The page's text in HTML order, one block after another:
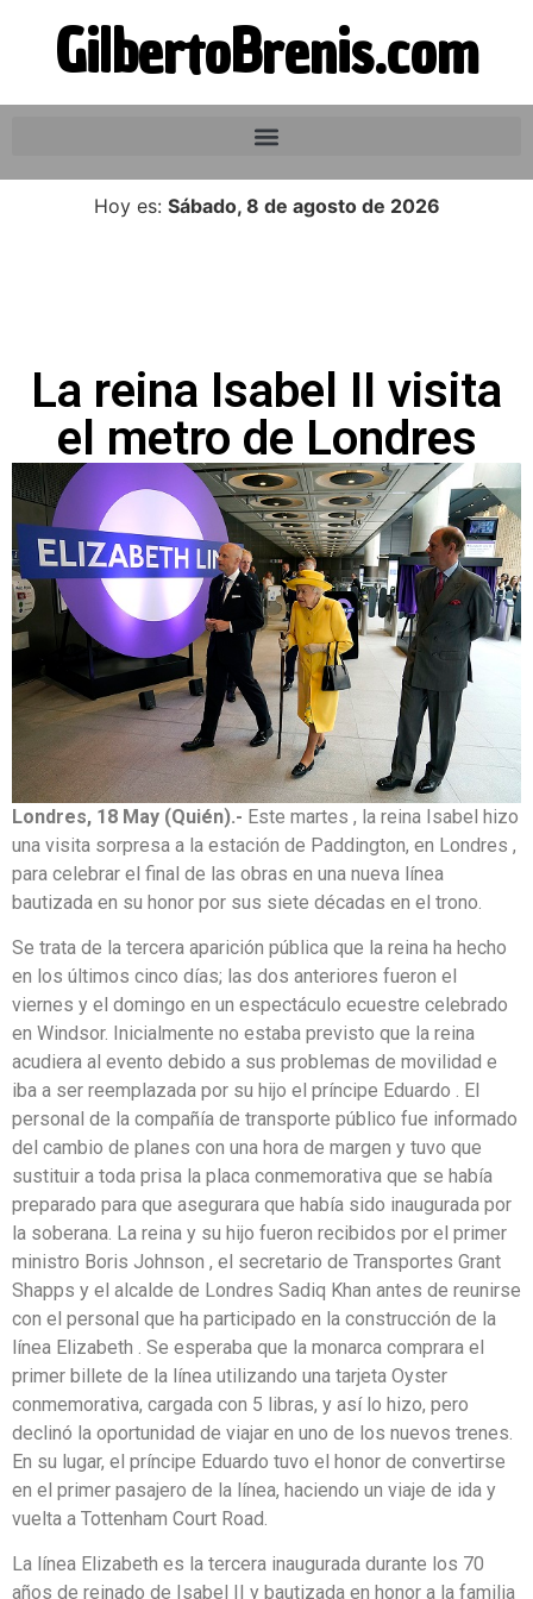
GilbertoBrenis.com
Hoy es: Sábado, 8 de agosto de 2026
La reina Isabel II visita
el metro de Londres
Londres, 18 May (Quién).- Este martes , la reina Isabel hizo
una visita sorpresa a la estación de Paddington, en Londres ,
para celebrar el final de las obras en una nueva línea
bautizada en su honor por sus siete décadas en el trono.
Se trata de la tercera aparición pública que la reina ha hecho
en los últimos cinco días; las dos anteriores fueron el
viernes y el domingo en un espectáculo ecuestre celebrado
en Windsor. Inicialmente no estaba previsto que la reina
acudiera al evento debido a sus problemas de movilidad e
iba a ser reemplazada por su hijo el príncipe Eduardo . El
personal de la compañía de transporte público fue informado
del cambio de planes con una hora de margen y tuvo que
sustituir a toda prisa la placa conmemorativa que se había
preparado para que asegurara que había sido inaugurada por
la soberana. La reina y su hijo fueron recibidos por el primer
ministro Boris Johnson , el secretario de Transportes Grant
Shapps y el alcalde de Londres Sadiq Khan antes de reunirse
con el personal que ha participado en la construcción de la
línea Elizabeth . Se esperaba que la monarca comprara el
primer billete de la línea utilizando una tarjeta Oyster
conmemorativa, cargada con 5 libras, y así lo hizo, pero
declinó la oportunidad de viajar en uno de los nuevos trenes.
En su lugar, el príncipe Eduardo tuvo el honor de convertirse
en el primer pasajero de la línea, haciendo un viaje de ida y
vuelta a Tottenham Court Road.
La línea Elizabeth es la tercera inaugurada durante los 70
años de reinado de Isabel II y bautizada en honor a la familia